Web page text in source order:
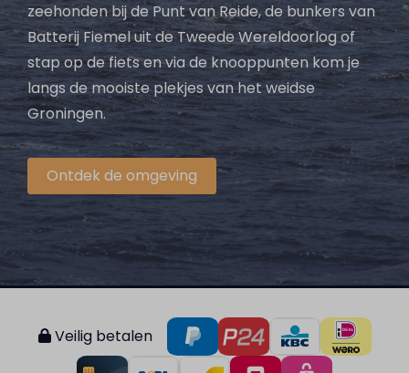
zeehonden bij de Punt van Reide, de bunkers van
Batterij Fiemel uit de Tweede Wereldoorlog of
stap op de fiets en via de knooppunten kom je
langs de mooiste plekjes van het weidse
Groningen.
Ontdek de omgeving
Veilig betalen